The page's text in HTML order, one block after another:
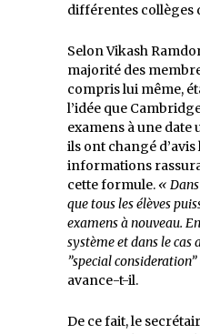
différentes collèges
Selon Vikash
majorité des
compris lui même,
l’idée que
examens à une
ils ont changé d’avis
informations
cette formule. «
que tous les élèves
examens à nouveau.
système et dans le cas
”special
avance-t-il.
De ce fait, le